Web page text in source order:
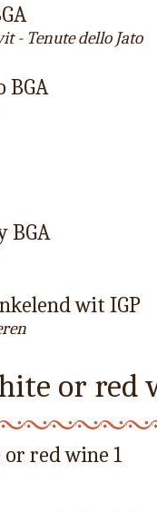
- Tenute dello Jato
BGA
BGA
wit IGP
or red
red wine 1